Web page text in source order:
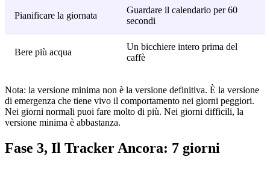
Pianificare la giornata
Guardare il calendario per 60
secondi
Bere più acqua
Un bicchiere intero prima del
caffè
Nota: la versione minima non è la versione definitiva. È la versione
di emergenza che tiene vivo il comportamento nei giorni peggiori.
Nei giorni normali puoi fare molto di più. Nei giorni difficili, la
versione minima è abbastanza.
Fase 3, Il Tracker Ancora: 7 giorni